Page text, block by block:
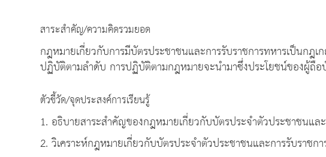
สาระสำคัญ/ความคิดรวมยอด
กฎหมายเกี่ยวกับการมีบัตรประชาชนและการรับราชการทหารเป็นก
ปฏิบัติตามลำดับ การปฏิบัติตามกฎหมายจะนำมาซึ่งประโยชน์ของผู้ถือ
ตัวชี้วัด/จุดประสงค์การเรียนรู้
1. อธิบายสาระสำคัญของกฎหมายเกี่ยวกับบัตรประจำตัวปร
2. วิเคราะห์กฎหมายเกี่ยวกับบัตรประจำตัวประชาชนและการรับราชก